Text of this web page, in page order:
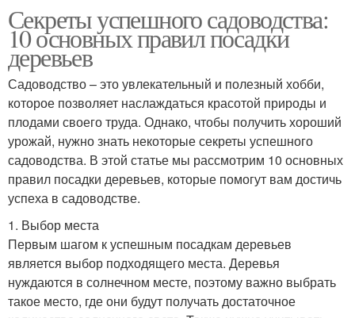
Секреты успешного садоводства:
10 основных правил посадки
деревьев
Садоводство – это увлекательный и полезный хобби,
которое позволяет наслаждаться красотой природы и
плодами своего труда. Однако, чтобы получить хороший
урожай, нужно знать некоторые секреты успешного
садоводства. В этой статье мы рассмотрим 10 основных
правил посадки деревьев, которые помогут вам достичь
успеха в садоводстве.
1. Выбор места
Первым шагом к успешным посадкам деревьев
является выбор подходящего места. Деревья
нуждаются в солнечном месте, поэтому важно выбрать
такое место, где они будут получать достаточное